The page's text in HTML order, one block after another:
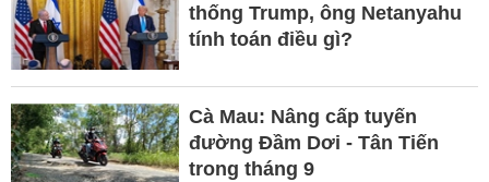
thống Trump, ông Netanyahu
tính toán điều gì?
Cà Mau: Nâng cấp tuyến
đường Đầm Dơi - Tân Tiến
trong tháng 9